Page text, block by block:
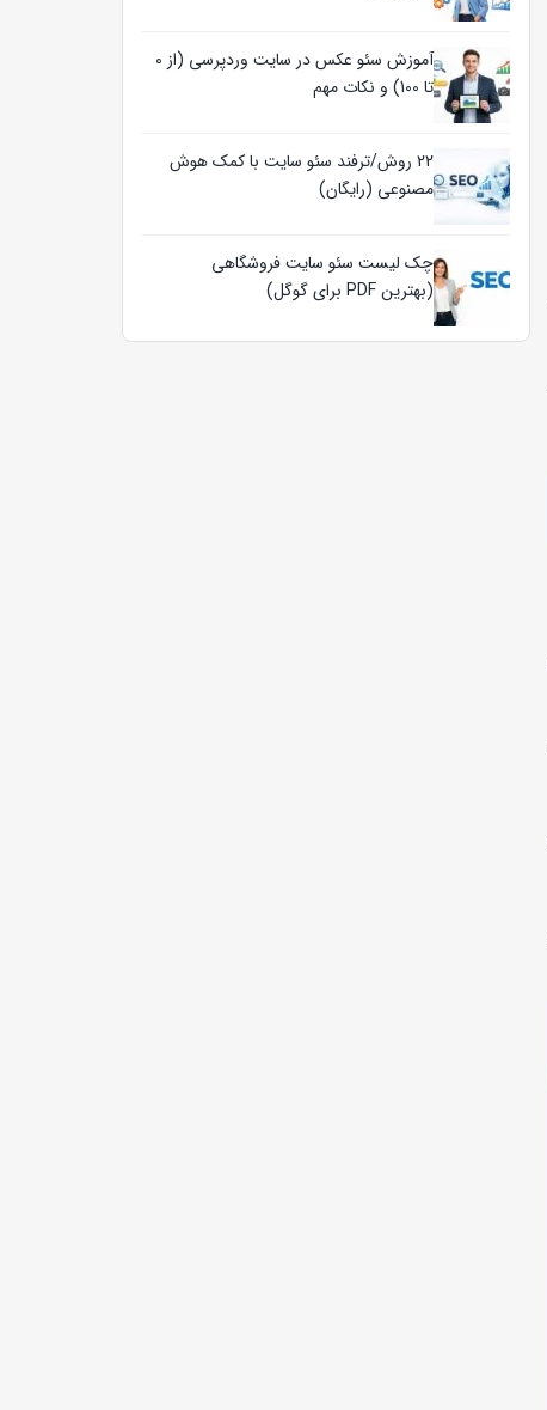
آموزش سئو عکس در سایت وردپرسی (از 0
تا 100) و نکات مهم
22 روش/ترفند سئو سایت با کمک هوش
مصنوعی (رایگان)
چک لیست سئو سایت فروشگاهی
(بهترین PDF برای گوگل)